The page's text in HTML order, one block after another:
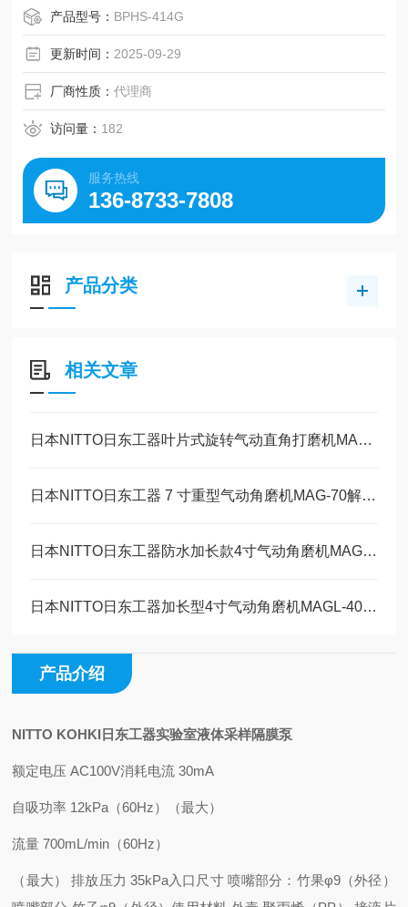
便。 它消耗的功率非常少，并且不会产生电磁噪声。
它可以处理多种液体和气体，广泛应用于医学、理化、机床
等领域。
产品型号： BPHS-414G
更新时间： 2025-09-29
厂商性质：代理商
访问量： 182
服务热线
136-8733-7808
产品分类
相关文章
日本NITTO日东工器叶片式旋转气动直角打磨机MAS-20B工作原理
日本NITTO日东工器 7 寸重型气动角磨机MAG-70解决方案
日本NITTO日东工器防水加长款4寸气动角磨机MAGW-40维修保养
日本NITTO日东工器加长型4寸气动角磨机MAGL-40技术参数
产品介绍
NITTO KOHKI日东工器实验室液体采样隔膜泵
额定电压 AC100V消耗电流 30mA
自吸功率 12kPa（60Hz）（最大）
流量 700mL/min（60Hz）
（最大） 排放压力 35kPa入口尺寸 喷嘴部分：竹果φ9（外径）